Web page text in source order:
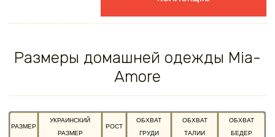
Размеры домашней одежды Mia-
Amore
РАЗМЕР
УКРАИНСКИЙ
РАЗМЕР
РОСТ
ОБХВАТ
ГРУДИ
ОБХВАТ
ТАЛИИ
ОБХВАТ
БЕДЕР